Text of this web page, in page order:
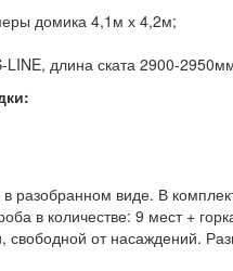
домика 4,1м х 4,2м;
LINE, длина ската 2900-
разобранном виде. В
в количестве: 9 мест +
свободной от насаждений.